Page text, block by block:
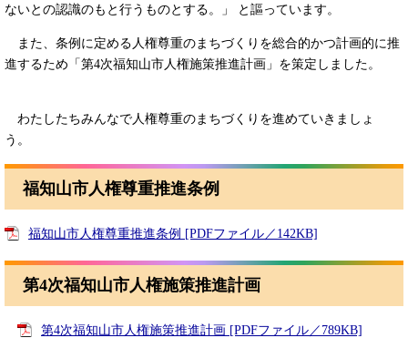
ないとの認識のもと行うものとする。」 と謳っています。
また、条例に定める人権尊重のまちづくりを総合的かつ計画的に推
進するため「第4次福知山市人権施策推進計画」を策定しました。
わたしたちみんなで人権尊重のまちづくりを進めていきましょ
う。
福知山市人権尊重推進条例
福知山市人権尊重推進条例 [PDFファイル／142KB]
第4次福知山市人権施策推進計画
第4次福知山市人権施策推進計画 [PDFファイル／789KB]